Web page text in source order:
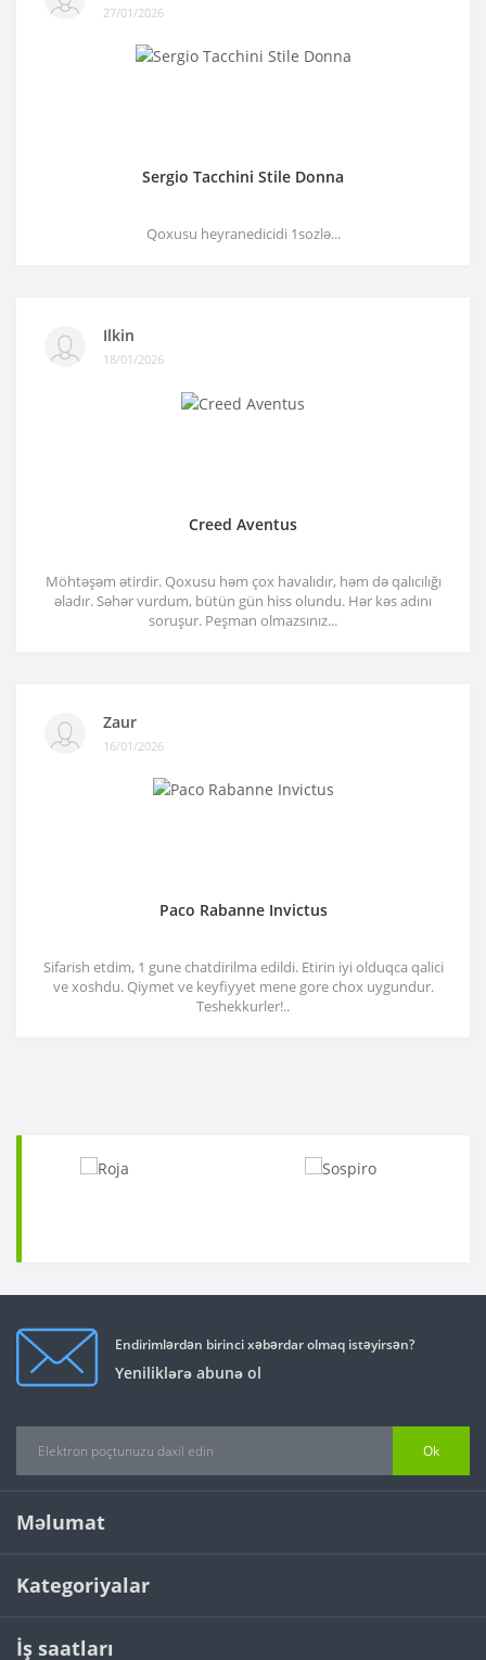
27/01/2026
Sergio Tacchini Stile Donna
Qoxusu heyranedicidi 1sozlə...
Ilkin
18/01/2026
Creed Aventus
Möhtəşəm ətirdir. Qoxusu həm çox havalıdır, həm də qalıcılığı
əladır. Səhər vurdum, bütün gün hiss olundu. Hər kəs adını
soruşur. Peşman olmazsınız...
Zaur
16/01/2026
Paco Rabanne Invictus
Sifarish etdim, 1 gune chatdirilma edildi. Etirin iyi olduqca qalici
ve xoshdu. Qiymet ve keyfiyyet mene gore chox uygundur.
Teshekkurler!..
Endirimlərdən birinci xəbərdar olmaq istəyirsən?
Yeniliklərə abunə ol
Ok
Məlumat
Kategoriyalar
İş saatları